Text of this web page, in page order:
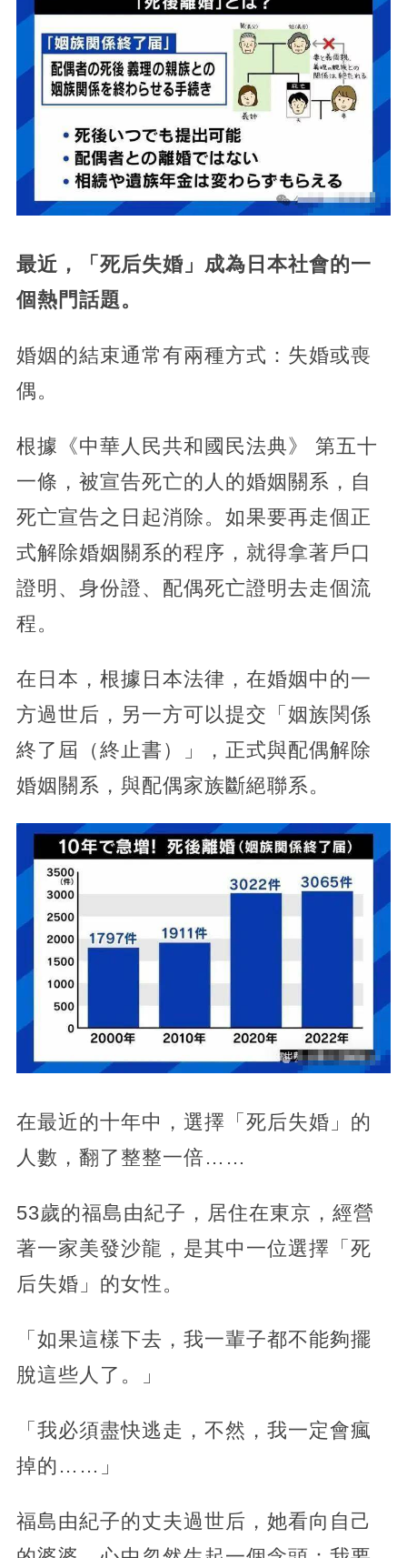
最近，「死后失婚」成為日本社會的一
個熱門話題。
婚姻的結束通常有兩種方式：失婚或喪
偶。
根據《中華人民共和國民法典》 第五十
一條，被宣告死亡的人的婚姻關系，自
死亡宣告之日起消除。如果要再走個正
式解除婚姻關系的程序，就得拿著戶口
證明、身份證、配偶死亡證明去走個流
程。
在日本，根據日本法律，在婚姻中的一
方過世后，另一方可以提交「姻族関係
終了屆（終止書）」，正式與配偶解除
婚姻關系，與配偶家族斷絕聯系。
在最近的十年中，選擇「死后失婚」的
人數，翻了整整一倍……
53歲的福島由紀子，居住在東京，經營
著一家美發沙龍，是其中一位選擇「死
后失婚」的女性。
「如果這樣下去，我一輩子都不能夠擺
脫這些人了。」
「我必須盡快逃走，不然，我一定會瘋
掉的……」
福島由紀子的丈夫過世后，她看向自己